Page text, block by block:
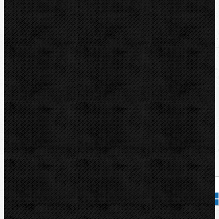
U nás zaplatíte
8 155,00Kč
U nás zaplatíte s DPH
9 867,55 Kč
Dostupnost:
Na dotaz
Množství:
Přidat do košíku